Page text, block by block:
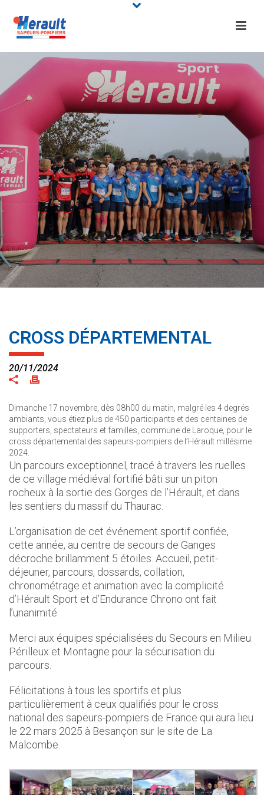
CROSS DÉPARTEMENTAL
20/11/2024
Dimanche 17 novembre, dès 08h00 du matin, malgré les 4 degrés
ambiants, vous étiez plus de 450 participants et des centaines de
supporters, spectateurs et familles, commune de Laroque, pour le
cross départemental des sapeurs-pompiers de l’Hérault millésime
2024.
Un parcours exceptionnel, tracé à travers les ruelles
de ce village médiéval fortifié bâti sur un piton
rocheux à la sortie des Gorges de l’Hérault, et dans
les sentiers du massif du Thaurac.
L’organisation de cet événement sportif confiée,
cette année, au centre de secours de Ganges
décroche brillamment 5 étoiles. Accueil, petit-
déjeuner, parcours, dossards, collation,
chronométrage et animation avec la complicité
d’Hérault Sport et d’Endurance Chrono ont fait
l’unanimité.
Merci aux équipes spécialisées du Secours en Milieu
Périlleux et Montagne pour la sécurisation du
parcours.
Félicitations à tous les sportifs et plus
particulièrement à ceux qualifiés pour le cross
national des sapeurs-pompiers de France qui aura lieu
le 22 mars 2025 à Besançon sur le site de La
Malcombe.